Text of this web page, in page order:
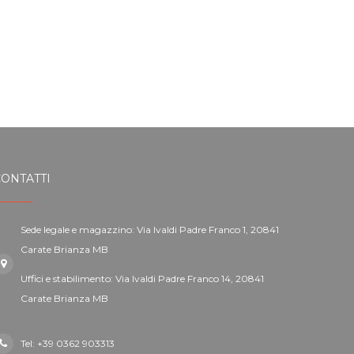
Sede legale e magazzino: Via Ivaldi Padre Franco 1, 20841
Carate Brianza MB
Uffici e stabilimento: Via Ivaldi Padre Franco 14, 20841
Carate Brianza MB
Tel: +39 0362 903313